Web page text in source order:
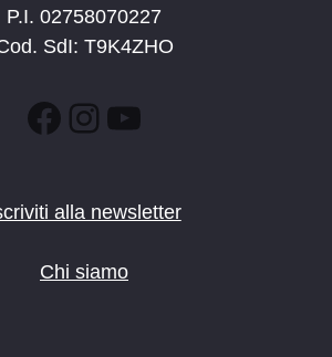
P.I. 02758070227
SdI: T9K4ZHO
Facebook
Instagram
YouTube
alla newsletter
Chi siamo